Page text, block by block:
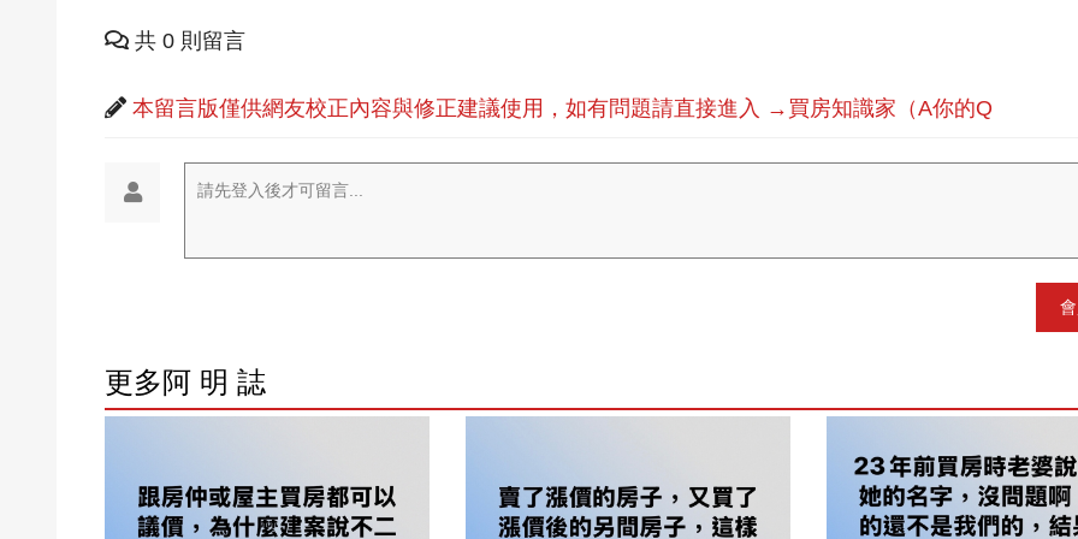
共 0 則留言
本留言版僅供網友校正內容與修正建議使用，如有問題請直接進入 →買房知識家（A你的Q
請先登入後才可留言...
更多阿 明 誌